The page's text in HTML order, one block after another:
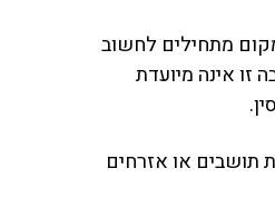
מתחילים לחשוב
אינה מיועדת
להיות תושבים או אזרחים